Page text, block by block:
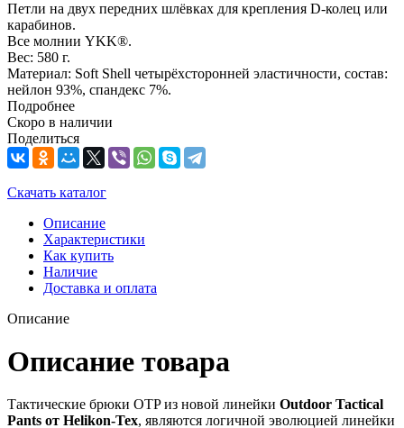
Петли на двух передних шлёвках для крепления D-колец или
карабинов.
Все молнии YKK®.
Вес: 580 г.
Материал: Soft Shell четырёхсторонней эластичности, состав:
нейлон 93%, спандекс 7%.
Подробнее
Скоро в наличии
Поделиться
Скачать каталог
Описание
Характеристики
Как купить
Наличие
Доставка и оплата
Описание
Описание товара
Тактические брюки OTP из новой линейки Outdoor Tactical
Pants от Helikon-Tex, являются логичной эволюцией линейки